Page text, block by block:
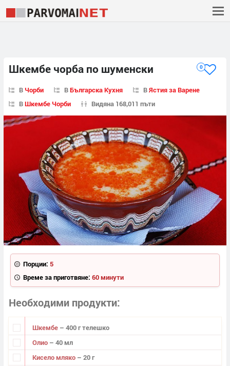
Шкембе чорба по шуменски 0
ВЧорби ВБългарска Кухня ВЯстия за Варене
ВШкембе Чорби Видяна 168,011 пъти
Порции: 5
Време за приготвяне: 60 минути
Необходими продукти
Шкембе – 400 г телешко
Олио – 40 мл
Кисело мляко – 20 г